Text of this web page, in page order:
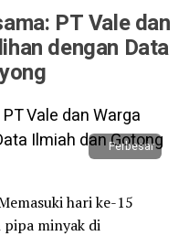
PT Vale dan
dengan Data
Perbesar
hari ke-15
pipa minyak di